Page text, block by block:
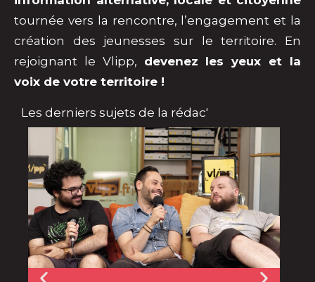
tournée vers la rencontre, l’engagement et la
création des jeunesses sur le territoire. En
rejoignant le Vlipp, devenez les yeux et la
voix de votre territoire !
Les derniers sujets de la rédac'